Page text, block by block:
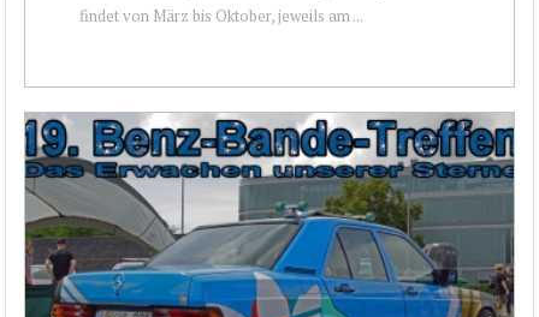
findet von März bis Oktober, jeweils am ...